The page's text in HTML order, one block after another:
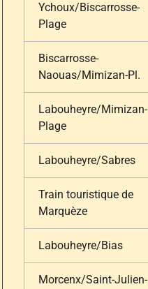
Ychoux/Biscarrosse-
Plage
Biscarrosse-
Naouas/Mimizan-Pl.
Labouheyre/Mimizan-
Plage
Labouheyre/Sabres
Train touristique de
Marquèze
Labouheyre/Bias
Morcenx/Saint-Julien-